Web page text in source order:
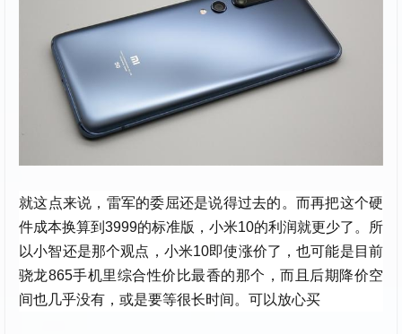
就这点来说，雷军的委屈还是说得过去的。而再把这个硬
件成本换算到3999的标准版，小米10的利润就更少了。所
以小智还是那个观点，小米10即使涨价了，也可能是目前
骁龙865手机里综合性价比最香的那个，而且后期降价空
间也几乎没有，或是要等很长时间。可以放心买